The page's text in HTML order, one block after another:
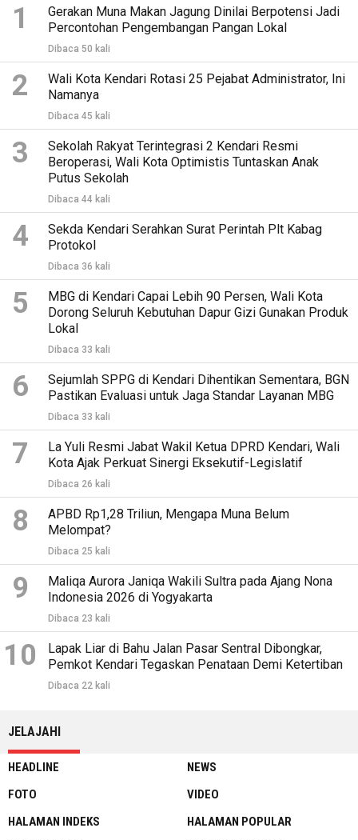
1
Gerakan Muna Makan Jagung Dinilai Berpotensi Jadi
Percontohan Pengembangan Pangan Lokal
Dibaca 50 kali
2
Wali Kota Kendari Rotasi 25 Pejabat Administrator, Ini
Namanya
Dibaca 45 kali
3
Sekolah Rakyat Terintegrasi 2 Kendari Resmi
Beroperasi, Wali Kota Optimistis Tuntaskan Anak
Putus Sekolah
Dibaca 44 kali
4
Sekda Kendari Serahkan Surat Perintah Plt Kabag
Protokol
Dibaca 36 kali
5
MBG di Kendari Capai Lebih 90 Persen, Wali Kota
Dorong Seluruh Kebutuhan Dapur Gizi Gunakan Produk
Lokal
Dibaca 33 kali
6
Sejumlah SPPG di Kendari Dihentikan Sementara, BGN
Pastikan Evaluasi untuk Jaga Standar Layanan MBG
Dibaca 33 kali
7
La Yuli Resmi Jabat Wakil Ketua DPRD Kendari, Wali
Kota Ajak Perkuat Sinergi Eksekutif-Legislatif
Dibaca 26 kali
8
APBD Rp1,28 Triliun, Mengapa Muna Belum
Melompat?
Dibaca 25 kali
9
Maliqa Aurora Janiqa Wakili Sultra pada Ajang Nona
Indonesia 2026 di Yogyakarta
Dibaca 23 kali
10
Lapak Liar di Bahu Jalan Pasar Sentral Dibongkar,
Pemkot Kendari Tegaskan Penataan Demi Ketertiban
Dibaca 22 kali
JELAJAHI
HEADLINE
NEWS
FOTO
VIDEO
HALAMAN INDEKS
HALAMAN POPULAR